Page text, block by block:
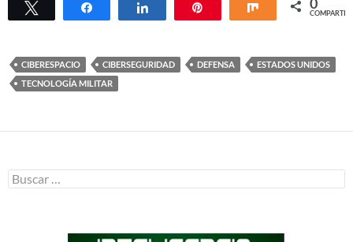
Twittear Compartir Compartir CompartirCOMPARTIR
CIBERESPACIO CIBERSEGURIDAD DEFENSA
ESTADOS UNIDOS
TECNOLOGÍA MILITAR
Buscar: